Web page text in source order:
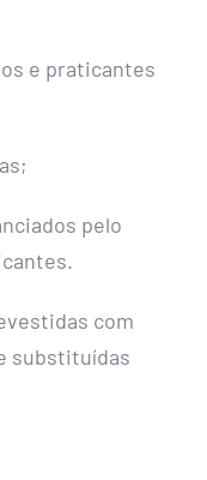
e praticantes
pelo
com
substituídas